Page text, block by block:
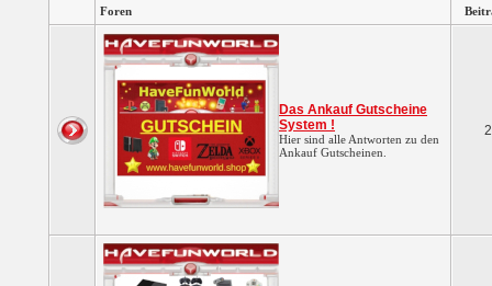
Foren
Das Ankauf Gutscheine
System !
Hier sind alle Antworten zu den
Ankauf Gutscheinen.
2